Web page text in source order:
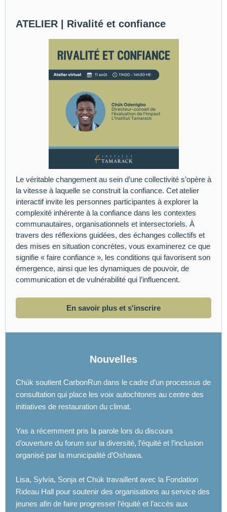
ATELIER | Rivalité et confiance
Le véritable changement au sein d’une collectivité s’opère à
la vitesse à laquelle se construit la confiance. Cet atelier
interactif invite les personnes participantes à explorer la
complexité inhérente à la confiance dans les contextes
communautaires, organisationnels et intersectoriels. À
travers des réflexions guidées, des échanges collectifs et
des mises en situation concrètes, vous examinerez ce que
signifie « faire confiance », les conditions qui favorisent son
émergence, ainsi que les dynamiques de pouvoir, de
communication et de vulnérabilité qui l’influencent.
En savoir plus et s'inscrire
Nouvelles
Chúk soutient CarbonRun dans le cadre d’un processus de
consultation qui place les voix autochtones au centre des
initiatives de restauration du climat.
Yas a récemment pris la parole lors du discours
d’ouverture du forum sur la diversité, l’équité et l’inclusion
organisé par la municipalité d’Oshawa.
Lisa, Sylvia, Sonja et Chúk travaillent avec la Fondation
Rideau Hall pour soutenir des organisations au service des
jeunes afin de faire progresser l’équité et l’accès aux